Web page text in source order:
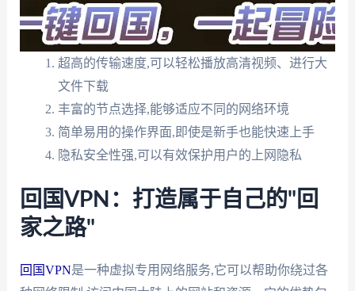
超高的传输速度,可以轻松播放高清视频、进行大
文件下载
丰富的节点选择,能够适应不同的网络环境
简单易用的操作界面,即使是新手也能快速上手
隐私安全性强,可以有效保护用户的上网隐私
回国VPN：打造属于自己的"回
家之路"
回国VPN是一种虚拟专用网络服务,它可以帮助你绕过各